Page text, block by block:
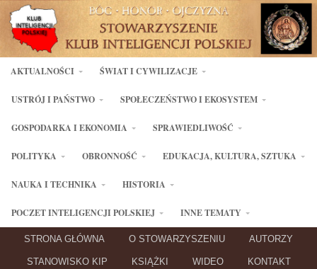
AKTUALNOŚCI ŚWIAT I CYWILIZACJE
USTRÓJ I PAŃSTWO SPOŁECZEŃSTWO I EKOSYSTEM
GOSPODARKA I EKONOMIA SPRAWIEDLIWOŚĆ
POLITYKA OBRONNOŚĆ EDUKACJA, KULTURA, SZTUKA
NAUKA I TECHNIKA HISTORIA
POCZET INTELIGENCJI POLSKIEJ INNE TEMATY
STRONA GŁÓWNA O STOWARZYSZENIU AUTORZY
STANOWISKO KIP KSIĄŻKI WIDEO KONTAKT